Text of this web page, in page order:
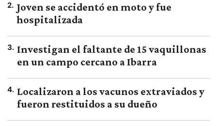
2. Joven se accidentó en moto y fue
hospitalizada
3. Investigan el faltante de 15 vaquillonas
en un campo cercano a Ibarra
4. Localizaron a los vacunos extraviados y
fueron restituidos a su dueño